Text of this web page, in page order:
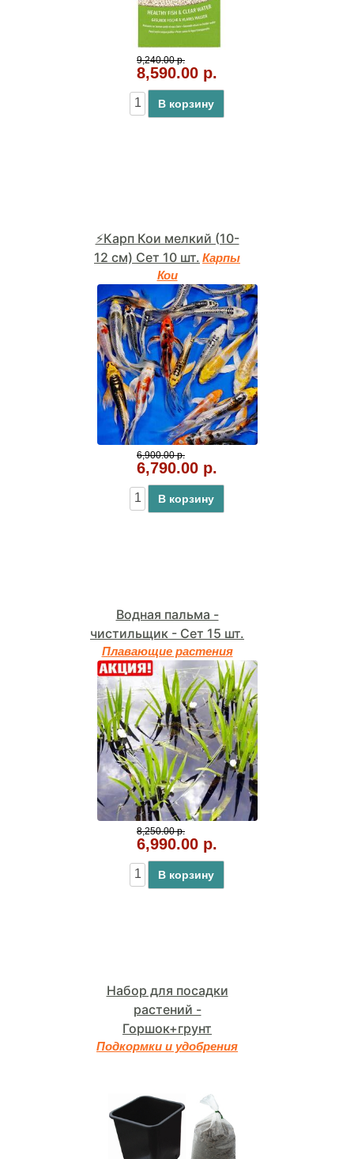
9,240.00 р.
8,590.00 р.
В корзину
⚡Карп Кои мелкий (10-
12 см) Сет 10 шт. Карпы
Кои
6,900.00 р.
6,790.00 р.
В корзину
Водная пальма -
чистильщик - Сет 15 шт.
Плавающие растения
8,250.00 р.
6,990.00 р.
В корзину
Набор для посадки
растений -
Горшок+грунт
Подкормки и удобрения